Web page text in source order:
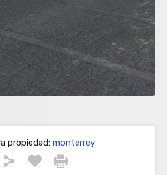
propiedad:monterrey